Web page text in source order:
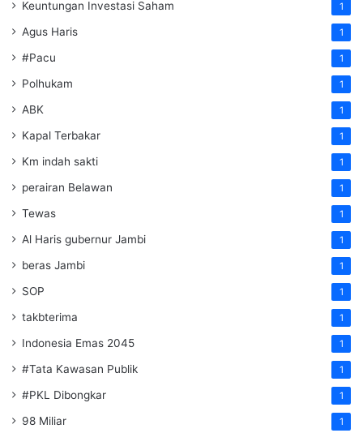
Keuntungan Investasi Saham 1
Agus Haris 1
#Pacu 1
Polhukam 1
ABK 1
Kapal Terbakar 1
Km indah sakti 1
perairan Belawan 1
Tewas 1
Al Haris gubernur Jambi 1
beras Jambi 1
SOP 1
takbterima 1
Indonesia Emas 2045 1
#Tata Kawasan Publik 1
#PKL Dibongkar 1
98 Miliar 1